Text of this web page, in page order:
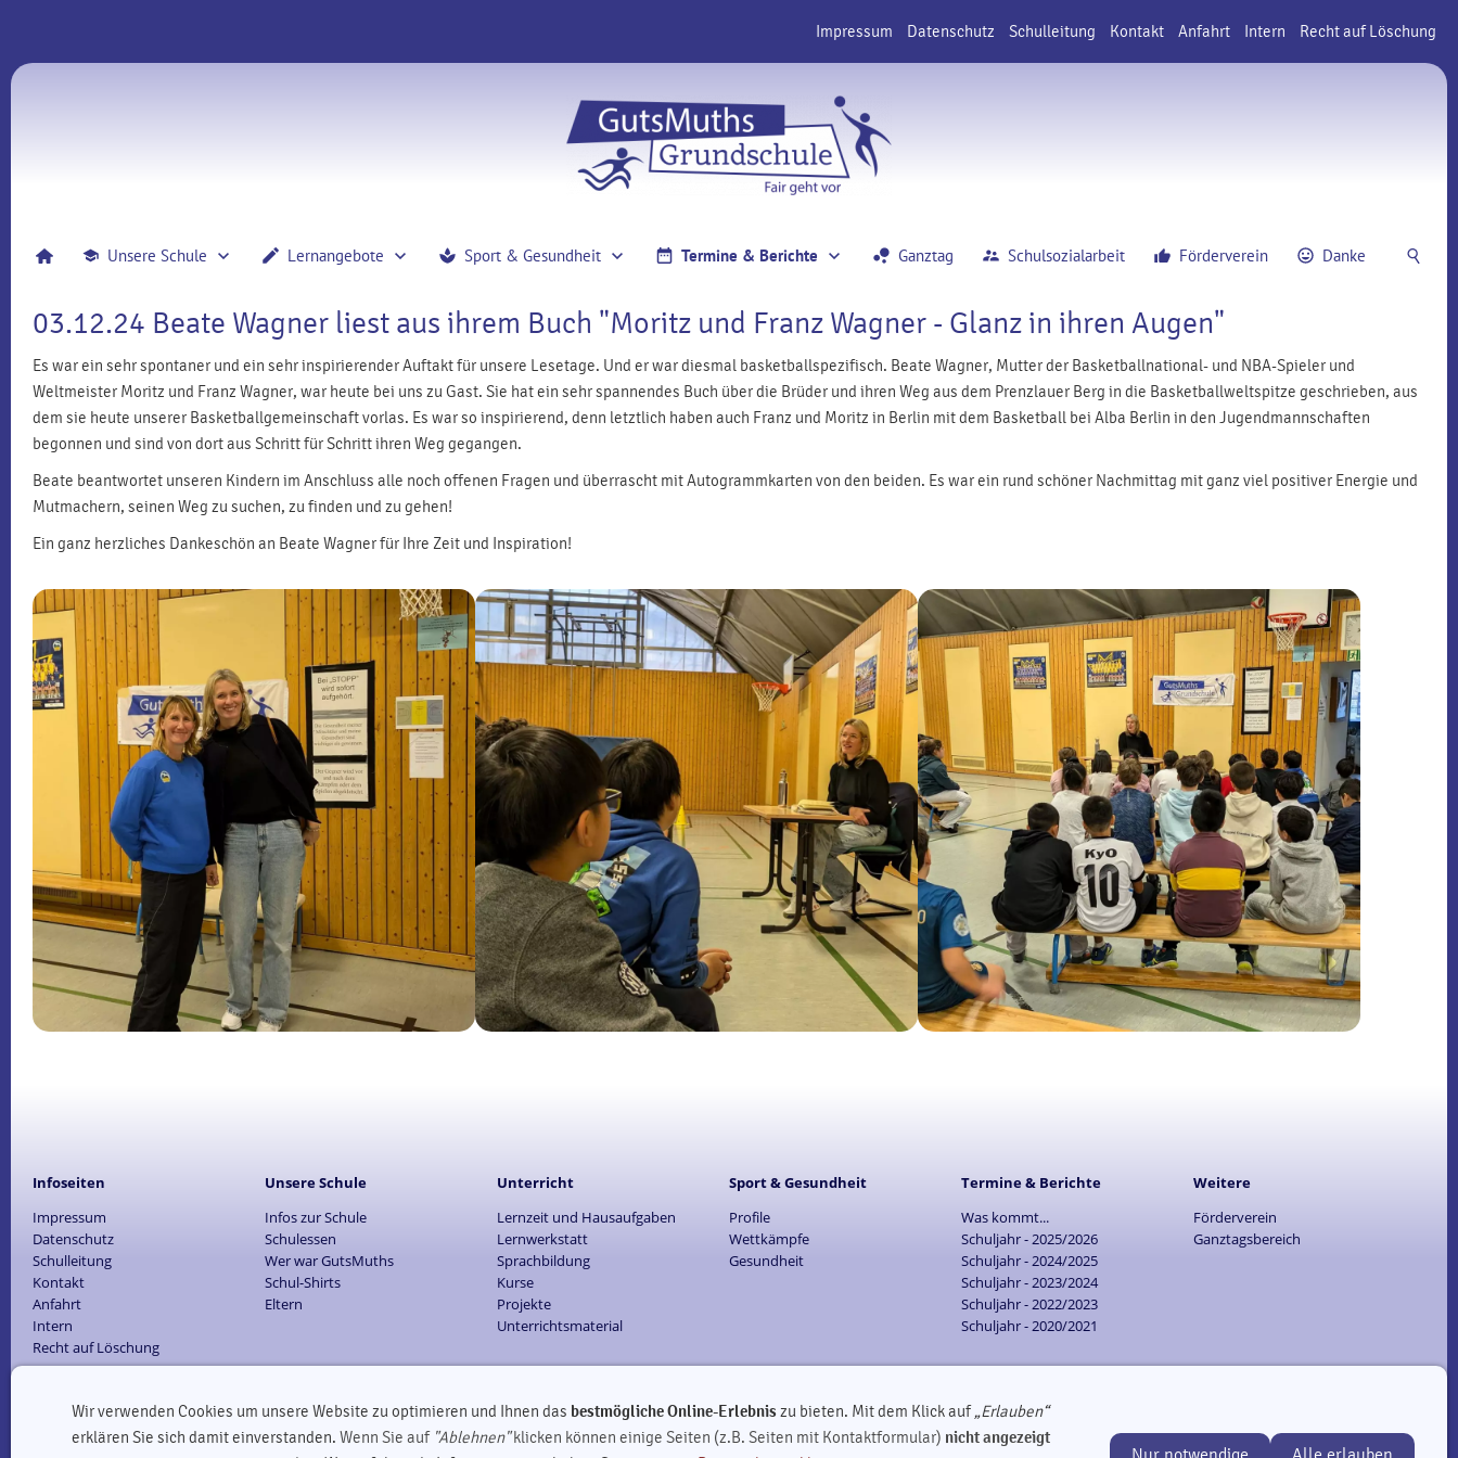
Impressum Datenschutz Schulleitung Kontakt Anfahrt Intern Recht auf Löschung
Unsere Schule Lernangebote Sport & Gesundheit Termine & Berichte Ganztag Schulsozialarbeit Förderverein Danke
03.12.24 Beate Wagner liest aus ihrem Buch "Moritz und Franz Wagner - Glanz in ihren Augen"
Es war ein sehr spontaner und ein sehr inspirierender Auftakt für unsere Lesetage. Und er war diesmal basketballspezifisch. Beate Wagner, Mutter der Basketballnational- und NBA-Spieler und
Weltmeister Moritz und Franz Wagner, war heute bei uns zu Gast. Sie hat ein sehr spannendes Buch über die Brüder und ihren Weg aus dem Prenzlauer Berg in die Basketballweltspitze geschrieben, aus
dem sie heute unserer Basketballgemeinschaft vorlas. Es war so inspirierend, denn letztlich haben auch Franz und Moritz in Berlin mit dem Basketball bei Alba Berlin in den Jugendmannschaften
begonnen und sind von dort aus Schritt für Schritt ihren Weg gegangen.
Beate beantwortet unseren Kindern im Anschluss alle noch offenen Fragen und überrascht mit Autogrammkarten von den beiden. Es war ein rund schöner Nachmittag mit ganz viel positiver Energie und
Mutmachern, seinen Weg zu suchen, zu finden und zu gehen!
Ein ganz herzliches Dankeschön an Beate Wagner für Ihre Zeit und Inspiration!
Infoseiten
Impressum
Datenschutz
Schulleitung
Kontakt
Anfahrt
Intern
Recht auf Löschung
Unsere Schule
Infos zur Schule
Schulessen
Wer war GutsMuths
Schul-Shirts
Eltern
Unterricht
Lernzeit und Hausaufgaben
Lernwerkstatt
Sprachbildung
Kurse
Projekte
Unterrichtsmaterial
Sport & Gesundheit
Profile
Wettkämpfe
Gesundheit
Termine & Berichte
Was kommt...
Schuljahr - 2025/2026
Schuljahr - 2024/2025
Schuljahr - 2023/2024
Schuljahr - 2022/2023
Schuljahr - 2020/2021
Weitere
Förderverein
Ganztagsbereich
030 2408386 GutsMuths-Grundschule Berlin Mitte | Singerstraße 8, 10179 Berlin
Wir verwenden Cookies um unsere Website zu optimieren und Ihnen das bestmögliche Online-Erlebniszu bieten. Mit dem Klick auf„Erlauben“
erklären Sie sich damit einverstanden. Wenn Sie auf "Ablehnen"klicken können einige Seiten (z.B. Seiten mit Kontaktformular) nicht angezeigt